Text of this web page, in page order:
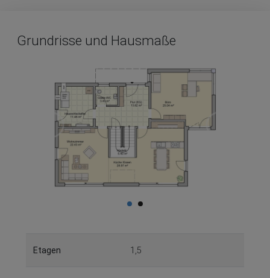
Grundrisse und Hausmaße
Etagen 1,5